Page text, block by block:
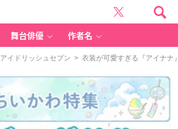
舞台俳優 作者名
アイドリッシュセブン > 衣装が可愛すぎる『アイナナ